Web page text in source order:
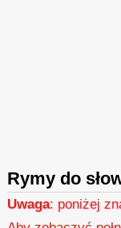
Rymy do
Uwaga: poniżej